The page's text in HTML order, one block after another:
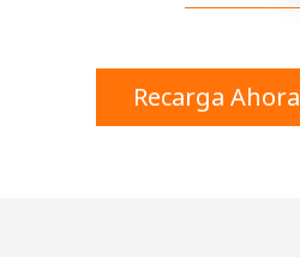
o
Recarga Ahora